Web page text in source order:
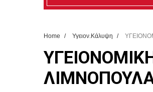
Home / Υγειον.Κάλυψη /